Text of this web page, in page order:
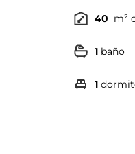
40 m²
1 baño
1